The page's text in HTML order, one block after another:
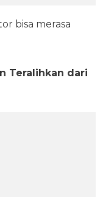
bisa merasa
Teralihkan dari